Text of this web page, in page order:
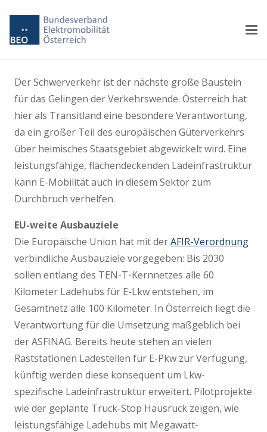
Der Schwerverkehr ist der nächste große Baustein
für das Gelingen der Verkehrswende. Österreich hat
hier als Transitland eine besondere Verantwortung,
da ein großer Teil des europäischen Güterverkehrs
über heimisches Staatsgebiet abgewickelt wird. Eine
leistungsfähige, flächendeckenden Ladeinfrastruktur
kann E-Mobilität auch in diesem Sektor zum
Durchbruch verhelfen.
EU-weite Ausbauziele
Die Europäische Union hat mit derAFIR-Verordnung
verbindliche Ausbauziele vorgegeben: Bis 2030
sollen entlang des TEN-T-Kernnetzes alle 60
Kilometer Ladehubs für E-Lkw entstehen, im
Gesamtnetz alle 100 Kilometer. In Österreich liegt die
Verantwortung für die Umsetzung maßgeblich bei
der ASFINAG. Bereits heute stehen an vielen
Raststationen Ladestellen für E-Pkw zur Verfügung,
künftig werden diese konsequent um Lkw-
spezifische Ladeinfrastruktur erweitert. Pilotprojekte
wie der geplante Truck-Stop Hausruck zeigen, wie
leistungsfähige Ladehubs mit Megawatt-